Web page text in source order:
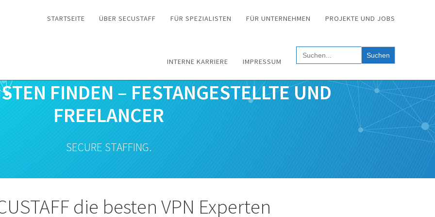
STARTSEITE ÜBER SECUSTAFF FÜR SPEZIALISTEN FÜR UNTERNEHMEN PROJEKTE UND JOBS
INTERNE KARRIERE IMPRESSUM
Search
for:
FINDEN – FESTANGESTELLTE UND
FREELANCER
SECURE STAFFING.
die besten VPN Experten